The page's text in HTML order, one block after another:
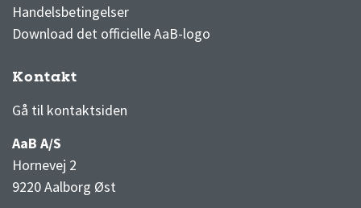
Handelsbetingelser
Download det officielle AaB-logo
Kontakt
Gå til kontaktsiden
AaB A/S
Hornevej 2
9220 Aalborg Øst